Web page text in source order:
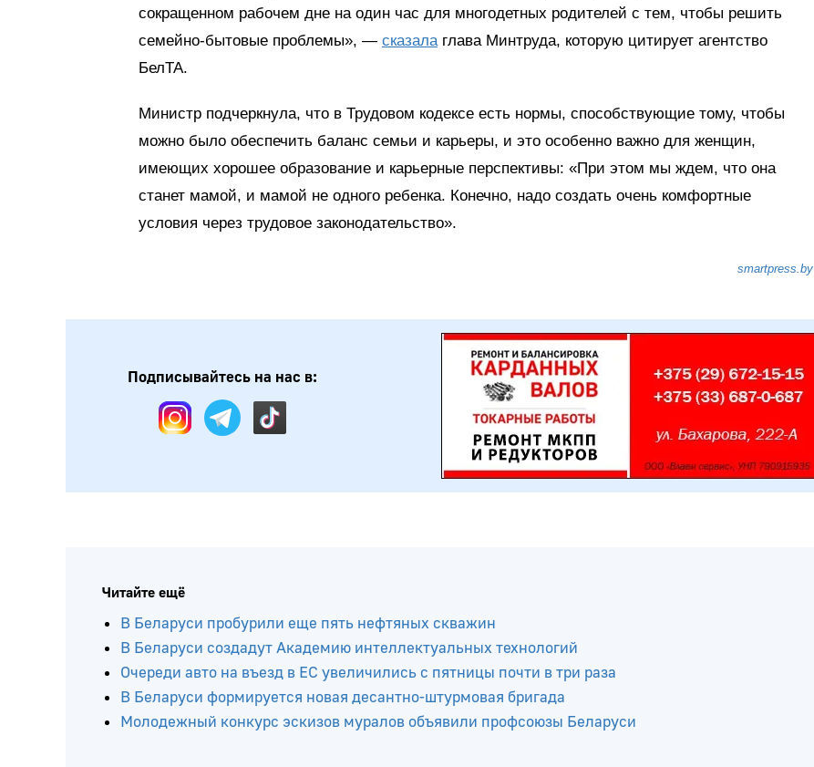
сокращенном рабочем дне на один час для многодетных родителей с тем, чтобы решить
семейно-бытовые проблемы», — сказалаглава Минтруда, которую цитирует агентство
БелТА.
Министр подчеркнула, что в Трудовом кодексе есть нормы, способствующие тому, чтобы
можно было обеспечить баланс семьи и карьеры, и это особенно важно для женщин,
имеющих хорошее образование и карьерные перспективы: «При этом мы ждем, что она
станет мамой, и мамой не одного ребенка. Конечно, надо создать очень комфортные
условия через трудовое законодательство».
smartpress.by
Подписывайтесь на нас в:
Читайте ещё
В Беларуси пробурили еще пять нефтяных скважин
В Беларуси создадут Академию интеллектуальных технологий
Очереди авто на въезд в ЕС увеличились с пятницы почти в три раза
В Беларуси формируется новая десантно-штурмовая бригада
Молодежный конкурс эскизов муралов объявили профсоюзы Беларуси